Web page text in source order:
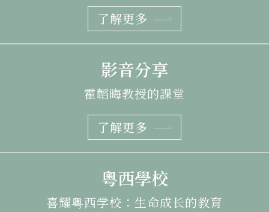
了解更多
影音分享
霍韜晦教授的課堂
了解更多
粵西學校
喜耀粤西学校：生命成长的教育